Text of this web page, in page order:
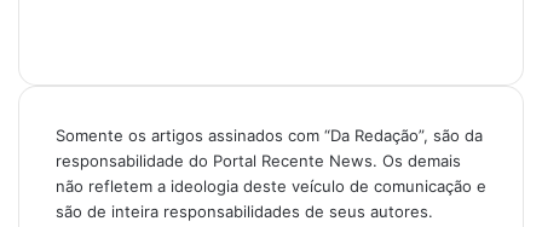
Somente os artigos assinados com “Da Redação”, são da
responsabilidade do Portal Recente News. Os demais
não refletem a ideologia deste veículo de comunicação e
são de inteira responsabilidades de seus autores.